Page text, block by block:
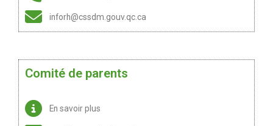
inforh@cssdm.gouv.qc.ca
Comité de parents
En savoir plus